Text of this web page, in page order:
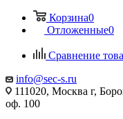
Корзина0
Отложенные0
Сравнение
info@sec-s.ru
111020, Москва г,
оф. 100